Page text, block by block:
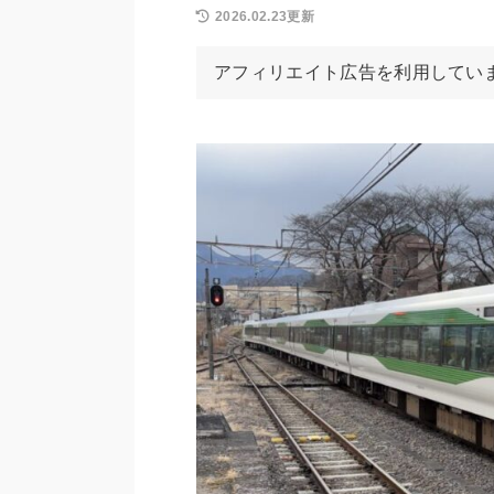
2026.02.23更新
アフィリエイト広告を利用してい